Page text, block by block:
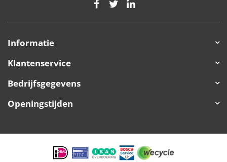
Informatie
Klantenservice
Bedrijfsgegevens
Openingstijden